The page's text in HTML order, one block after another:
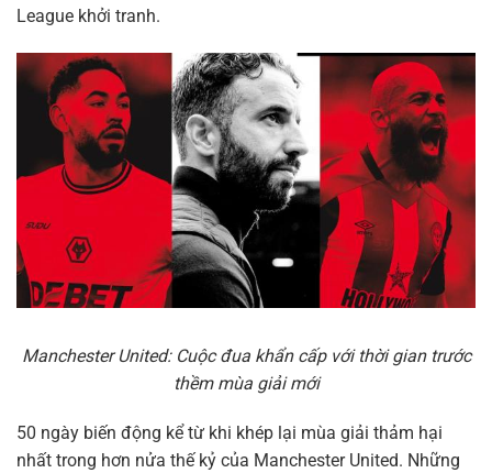
League khởi tranh.
Manchester United: Cuộc đua khẩn cấp với thời gian trước
thềm mùa giải mới
50 ngày biến động kể từ khi khép lại mùa giải thảm hại
nhất trong hơn nửa thế kỷ của Manchester United. Những